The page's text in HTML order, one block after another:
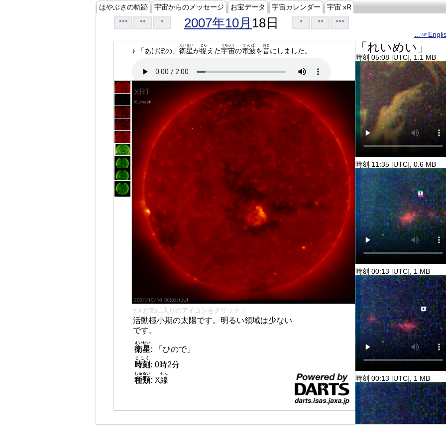
はやぶさの軌跡 宇宙からのメッセージ お宝データ 宇宙カレンダー 宇宙 xR
<<< << < 2007年10月 18日 > >> >>>
♪ 「あけぼの」 衛星
えいせい
が捉
とら
えた宇宙
うちゅう
の電波
でんぱ
を音
おと
にしました。
👈 お気に入りのアイコンをクリック！
活動極小期の太陽です。明るい領域は少ない
です。
衛星
えいせい
:
「ひので」
時刻
じこく
: 0時2分
種類
しゅるい
: X線
せん
「れいめい」
時刻 05:08 [UTC], 1.1 MB
時刻 11:35 [UTC], 0.6 MB
時刻 00:13 [UTC], 1 MB
時刻 00:13 [UTC], 1 MB